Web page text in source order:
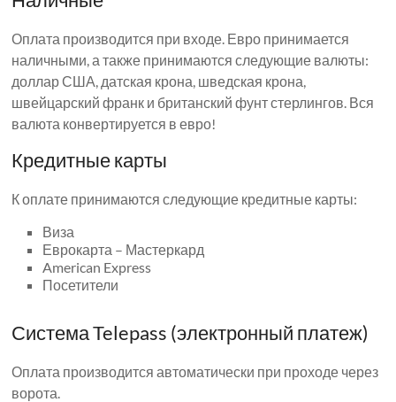
Оплата производится при входе. Евро принимается
наличными, а также принимаются следующие валюты:
доллар США, датская крона, шведская крона,
швейцарский франк и британский фунт стерлингов. Вся
валюта конвертируется в евро!
Кредитные карты
К оплате принимаются следующие кредитные карты:
Виза
Еврокарта – Мастеркард
American Express
Посетители
Система Telepass (электронный платеж)
Оплата производится автоматически при проходе через
ворота.